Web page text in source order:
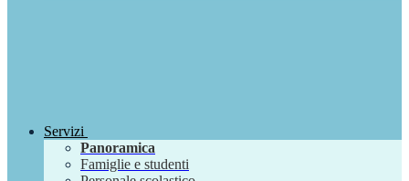
Servizi
Panoramica
Famiglie e studenti